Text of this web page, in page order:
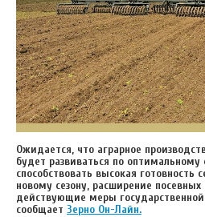
Ожидается, что аграрное
будет развиваться по
способствовать высокая готовность
новому сезону, расширение
действующие меры
сообщает Зерно Он-Лайн.